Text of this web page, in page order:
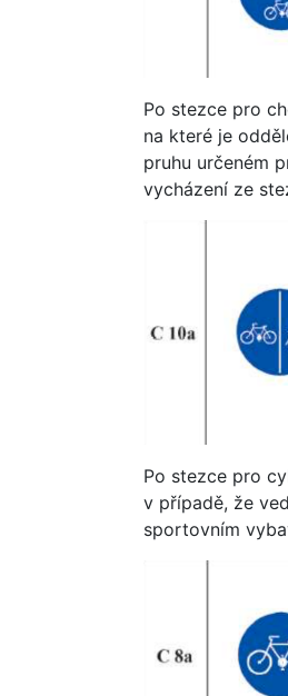
Po stezce pro
na které je
pruhu určeném
vycházení ze
Po stezce pro
v případě, že
sportovním